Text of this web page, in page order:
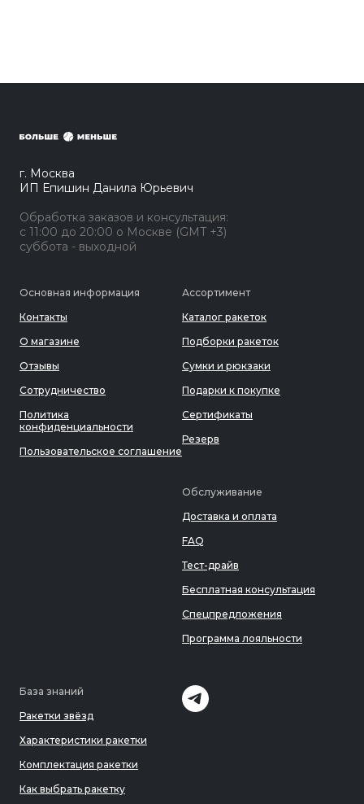
г. Москва
ИП Епишин Данила Юрьевич
Обработка заказов и консультация:
с 11:00 до 20:00 о Москве (GMT +3)
суббота - выходной
Основная информация
Контакты
О магазине
Отзывы
Сотрудничество
Политика
конфиденциальности
Пользовательское соглашение
Ассортимент
Каталог ракеток
Подборки ракеток
Сумки и рюкзаки
Подарки к покупке
Сертификаты
Резерв
Обслуживание
Доставка и оплата
FAQ
Тест-драйв
Бесплатная консультация
Спецпредложения
Программа лояльности
База знаний
Ракетки звёзд
Характеристики ракетки
Комплектация ракетки
Как выбрать ракетку